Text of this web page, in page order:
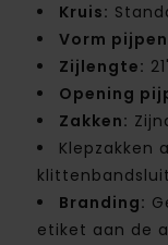
Kruis:
Vorm
Zijlengte:
Opening
Zakken:
Klepzakken
Branding:
etiket aan de